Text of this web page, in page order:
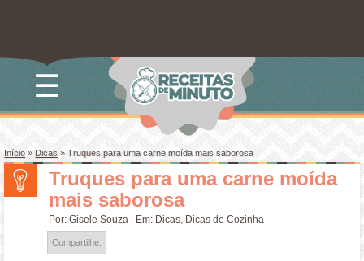
☰
Início»Dicas »Truques para uma carne moída mais saborosa
Truques para uma carne moída
mais saborosa
Por:Gisele Souza | Em: Dicas, Dicas de Cozinha
Compartilhe: